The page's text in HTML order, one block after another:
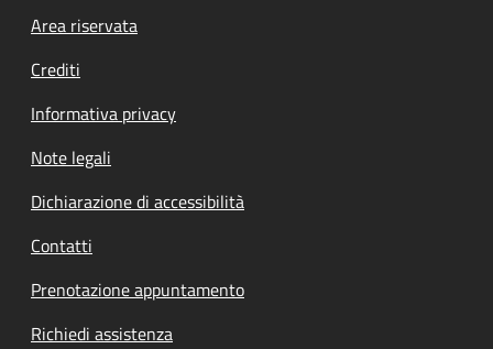
Footer menu
Area riservata
Crediti
Informativa privacy
Note legali
Dichiarazione di accessibilità
Contatti
Prenotazione appuntamento
Richiedi assistenza